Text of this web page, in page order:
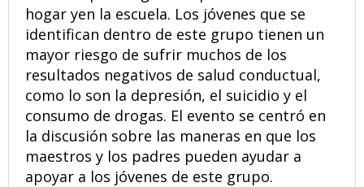
hogar yen la escuela. Los jóvenes que se
identifican dentro de este grupo tienen un
mayor riesgo de sufrir muchos de los
resultados negativos de salud conductual,
como lo son la depresión, el suicidio y el
consumo de drogas. El evento se centró en
la discusión sobre las maneras en que los
maestros y los padres pueden ayudar a
apoyar a los jóvenes de este grupo.